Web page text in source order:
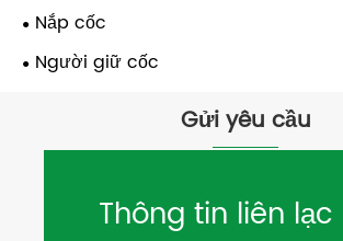
Nắp cốc
Người giữ cốc
Gửi yêu cầu
Thông tin liên lạc